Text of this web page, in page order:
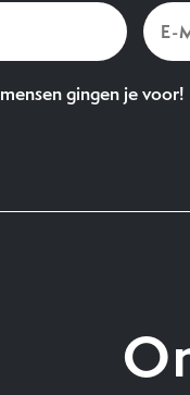
E-
Mail
mensen gingen je voor!